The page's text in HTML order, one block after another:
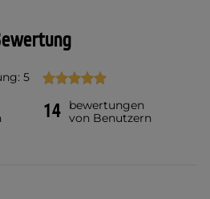
5
14
bewertungen
von Benutzern